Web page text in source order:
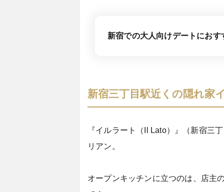
新宿での大人向けデートにお
新宿三丁目駅近くの隠れ家
『イルラート（Il Lato）』（新宿三
リアン。
オープンキッチンに立つのは、店主